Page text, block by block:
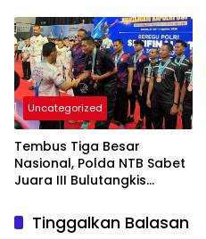
Kepastian Hukum
Uncategorized
Tembus Tiga Besar
Nasional, Polda NTB Sabet
Juara III Bulutangkis
Tinggalkan Balasan